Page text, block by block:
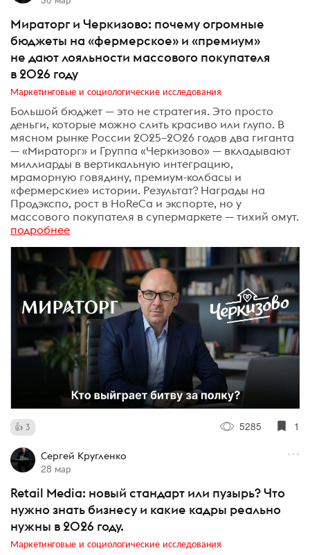
Мираторг и Черкизово: почему огромные
бюджеты на «фермерское» и «премиум»
не дают лояльности массового покупателя
в 2026 году
Маркетинговые и социологические исследования
Большой бюджет — это не стратегия. Это просто
деньги, которые можно слить красиво или глупо. В
мясном рынке России 2025–2026 годов два гиганта
— «Мираторг» и Группа «Черкизово» — вкладывают
миллиарды в вертикальную интеграцию,
мраморную говядину, премиум-колбасы и
«фермерские» истории. Результат? Награды на
Продэкспо, рост в HoReCa и экспорте, но у
массового покупателя в супермаркете — тихий омут.
подробнее
3 5285 1
Сергей Кругленко
28 мар
Retail Media: новый стандарт или пузырь? Что
нужно знать бизнесу и какие кадры реально
нужны в 2026 году.
Маркетинговые и социологические исследования